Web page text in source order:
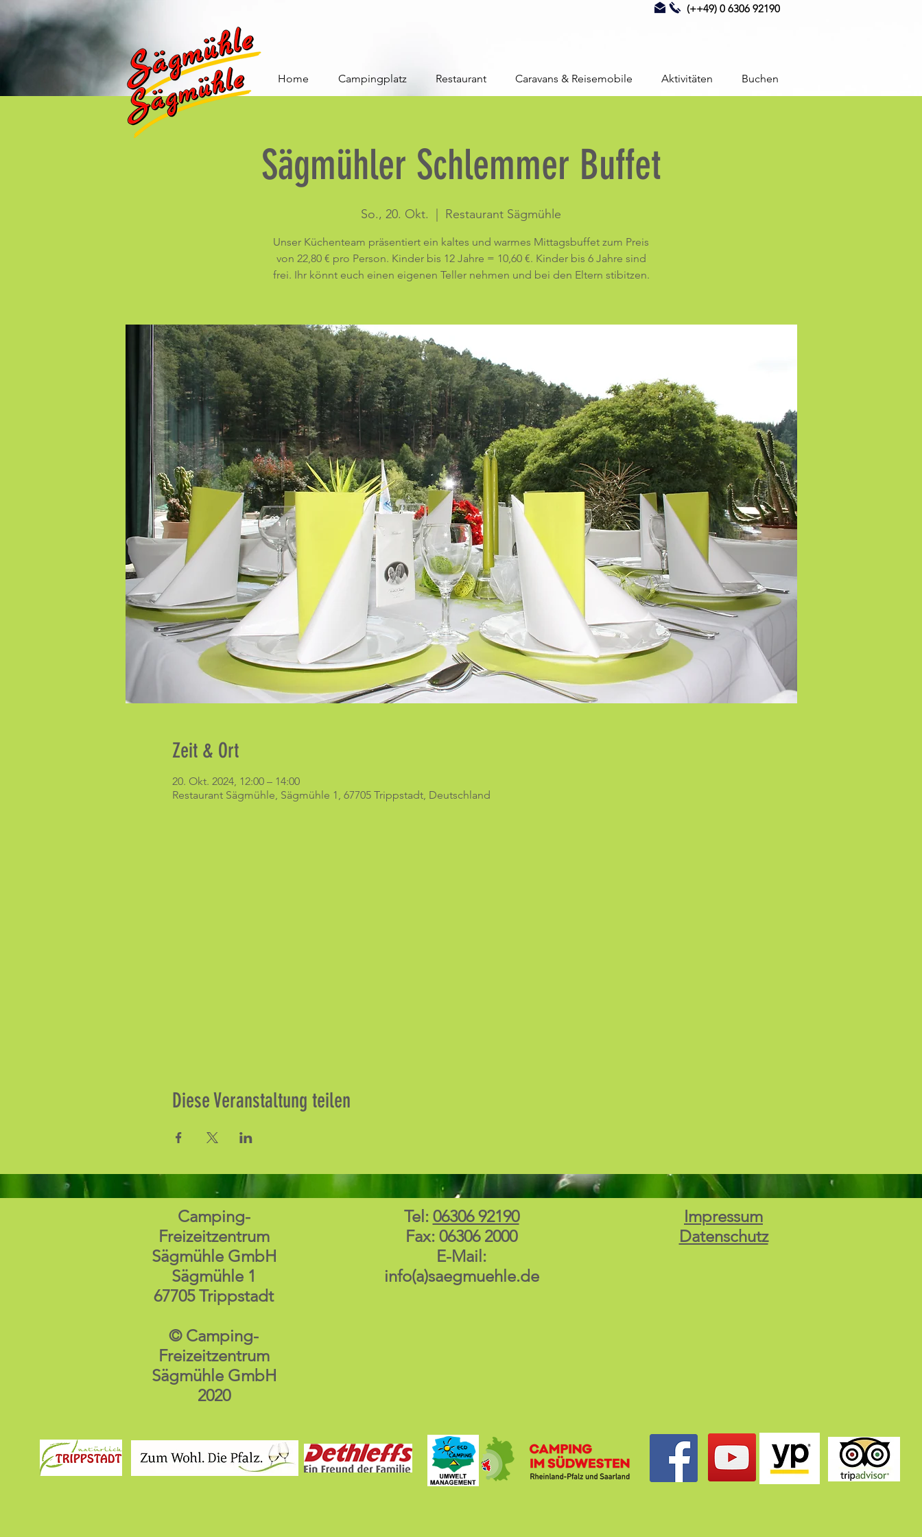
(++49) 0 6306 92190
Home Campingplatz Restaurant Caravans & Reisemobile Aktivitäten Buchen
Sägmühler Schlemmer Buffet
So., 20. Okt. Restaurant Sägmühle
Unser Küchenteam präsentiert ein kaltes und warmes Mittagsbuffet zum Preis
von 22,80 € pro Person. Kinder bis 12 Jahre = 10,60 €. Kinder bis 6 Jahre sind
frei. Ihr könnt euch einen eigenen Teller nehmen und bei den Eltern stibitzen.
Zeit & Ort
20. Okt. 2024, 12:00 – 14:00
Restaurant Sägmühle, Sägmühle 1, 67705 Trippstadt, Deutschland
Diese Veranstaltung teilen
Camping-
Freizeitzentrum
Sägmühle GmbH
Sägmühle 1
67705 Trippstadt
© Camping-
Freizeitzentrum
Sägmühle GmbH
2020
Tel: 06306 92190
Fax: 06306 2000
E-Mail:
info(a)saegmuehle.de
Impressum
Datenschutz